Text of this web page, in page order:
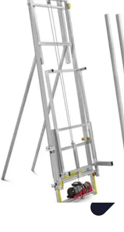
Decoración Económica
Recomendaciones Accesorios
Decoración Económica